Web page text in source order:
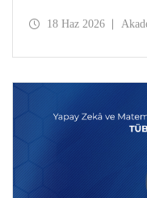
Sisteminin
18 Haz 2026